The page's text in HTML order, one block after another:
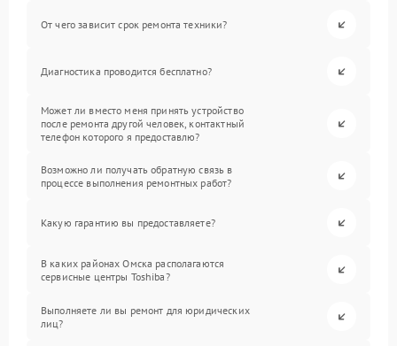
От чего зависит срок ремонта техники?
Диагностика проводится бесплатно?
Может ли вместо меня принять устройство
после ремонта другой человек, контактный
телефон которого я предоставлю?
Возможно ли получать обратную связь в
процессе выполнения ремонтных работ?
Какую гарантию вы предоставляете?
В каких районах Омска располагаются
сервисные центры Toshiba?
Выполняете ли вы ремонт для юридических
лиц?